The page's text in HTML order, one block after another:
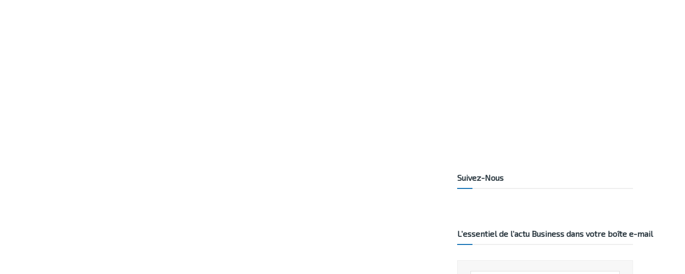
Suivez-Nous
L’essentiel de l’actu Business dans votre boîte e-mail